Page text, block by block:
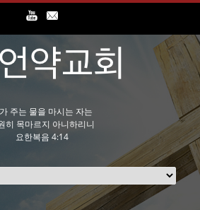
주는 물을 마시는 자는
히 목마르지 아니하리니
요한복음 4:14